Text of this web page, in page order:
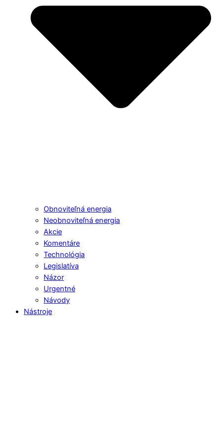
Obnoviteľná energia
Neobnoviteľná energia
Akcie
Komentáre
Technológia
Legislatíva
Názor
Urgentné
Návody
Nástroje